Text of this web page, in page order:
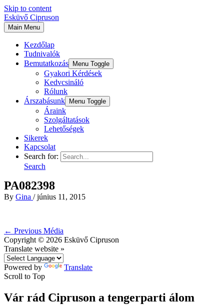
Skip to content
Esküvő Cipruson
Main Menu
Kezdőlap
Tudnivalók
Bemutatkozás
Menu Toggle
Gyakori Kérdések
Kedvcsináló
Rólunk
Árszabásunk
Menu Toggle
Áraink
Szolgáltatások
Lehetőségek
Sikerek
Kapcsolat
Search for:
Search
PA082398
By Gina /június 11, 2015
← Previous Média
Copyright © 2026 Esküvő Cipruson
Translate website »
Powered by
Translate
Scroll to Top
Vár rád Cipruson a tengerparti álom